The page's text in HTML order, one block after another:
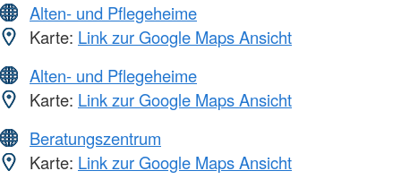
Alten- und Pflegeheime
Karte: Link zur Google Maps Ansicht
Alten- und Pflegeheime
Karte: Link zur Google Maps Ansicht
Beratungszentrum
Karte: Link zur Google Maps Ansicht